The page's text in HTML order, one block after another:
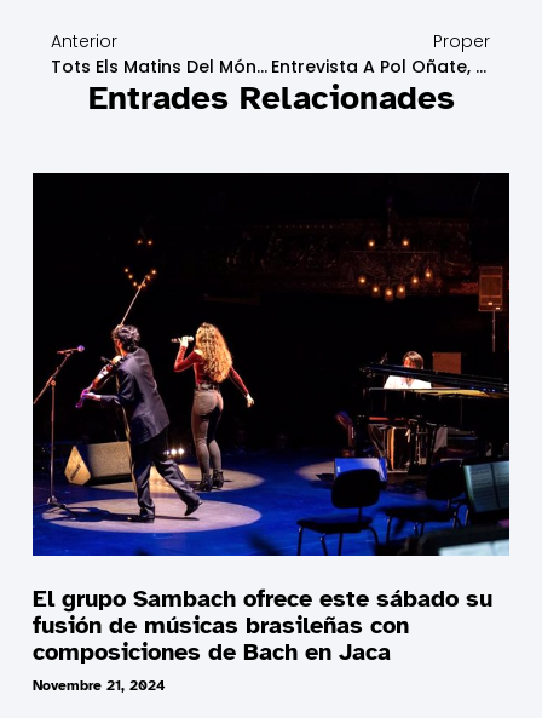
Anterior
Tots Els Matins Del Món Pol Oñate:
Proper
Entrevista A Pol Oñate, Pianista Y Antiguo Becado Por La Fundación SIFU
Entrades Relacionades
El grupo Sambach ofrece este sábado su
fusión de músicas brasileñas con
composiciones de Bach en Jaca
Novembre 21, 2024